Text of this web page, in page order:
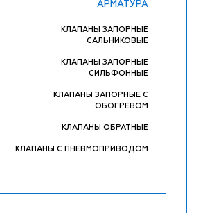
АРМАТУРА
КЛАПАНЫ ЗАПОРНЫЕ
САЛЬНИКОВЫЕ
КЛАПАНЫ ЗАПОРНЫЕ
СИЛЬФОННЫЕ
КЛАПАНЫ ЗАПОРНЫЕ С
ОБОГРЕВОМ
КЛАПАНЫ ОБРАТНЫЕ
КЛАПАНЫ С ПНЕВМОПРИВОДОМ